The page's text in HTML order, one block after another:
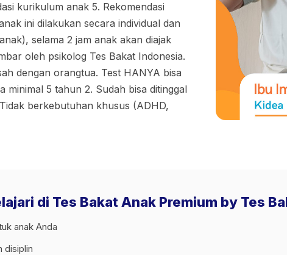
kurikulum anak 5. Rekomendasi
ini dilakukan secara individual dan
selama 2 jam anak akan diajak
oleh psikolog Tes Bakat Indonesia.
dengan orangtua. Test HANYA bisa
minimal 5 tahun 2. Sudah bisa ditinggal
berkebutuhan khusus (ADHD,
di Tes Bakat Anak Premium by Tes
anak Anda
disiplin